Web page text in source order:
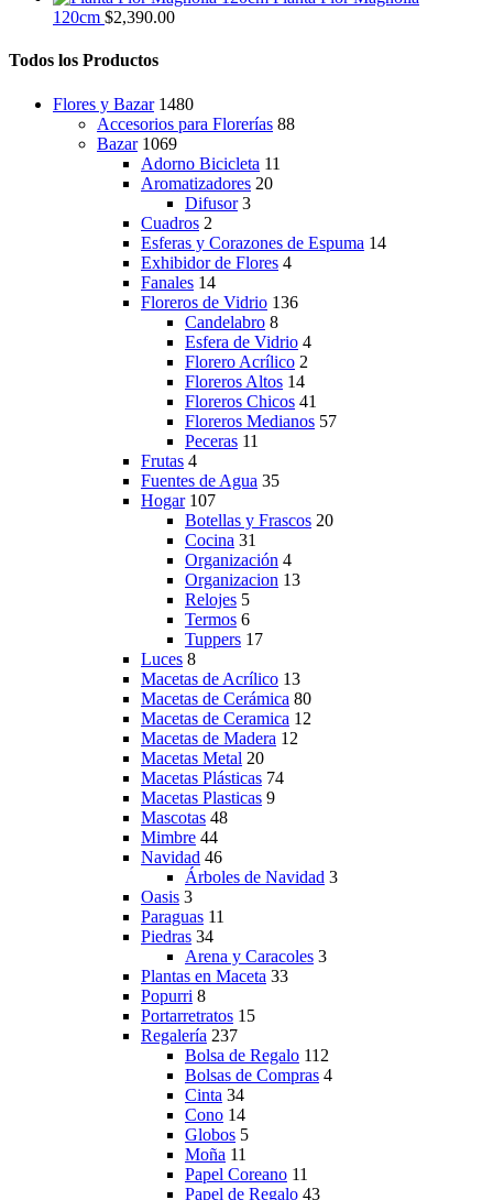
120cm $2,390.00
Todos los Productos
Flores y Bazar 1480
Accesorios para Florerías 88
Bazar 1069
Adorno Bicicleta 11
Aromatizadores 20
Difusor 3
Cuadros 2
Esferas y Corazones de Espuma 14
Exhibidor de Flores 4
Fanales 14
Floreros de Vidrio 136
Candelabro 8
Esfera de Vidrio 4
Florero Acrílico 2
Floreros Altos 14
Floreros Chicos 41
Floreros Medianos 57
Peceras 11
Frutas 4
Fuentes de Agua 35
Hogar 107
Botellas y Frascos 20
Cocina 31
Organización 4
Organizacion 13
Relojes 5
Termos 6
Tuppers 17
Luces 8
Macetas de Acrílico 13
Macetas de Cerámica 80
Macetas de Ceramica 12
Macetas de Madera 12
Macetas Metal 20
Macetas Plásticas 74
Macetas Plasticas 9
Mascotas 48
Mimbre 44
Navidad 46
Árboles de Navidad 3
Oasis 3
Paraguas 11
Piedras 34
Arena y Caracoles 3
Plantas en Maceta 33
Popurri 8
Portarretratos 15
Regalería 237
Bolsa de Regalo 112
Bolsas de Compras 4
Cinta 34
Cono 14
Globos 5
Moña 11
Papel Coreano 11
Papel de Regalo 43